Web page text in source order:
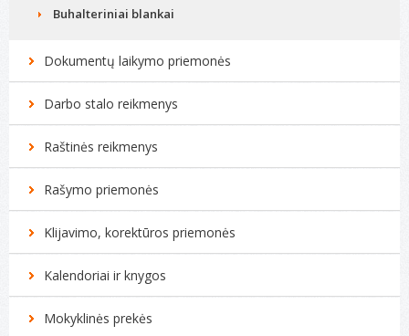
Buhalteriniai blankai
Dokumentų laikymo priemonės
Darbo stalo reikmenys
Raštinės reikmenys
Rašymo priemonės
Klijavimo, korektūros priemonės
Kalendoriai ir knygos
Mokyklinės prekės